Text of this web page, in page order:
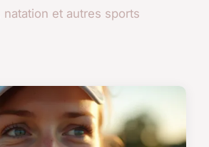
natation et autres sports